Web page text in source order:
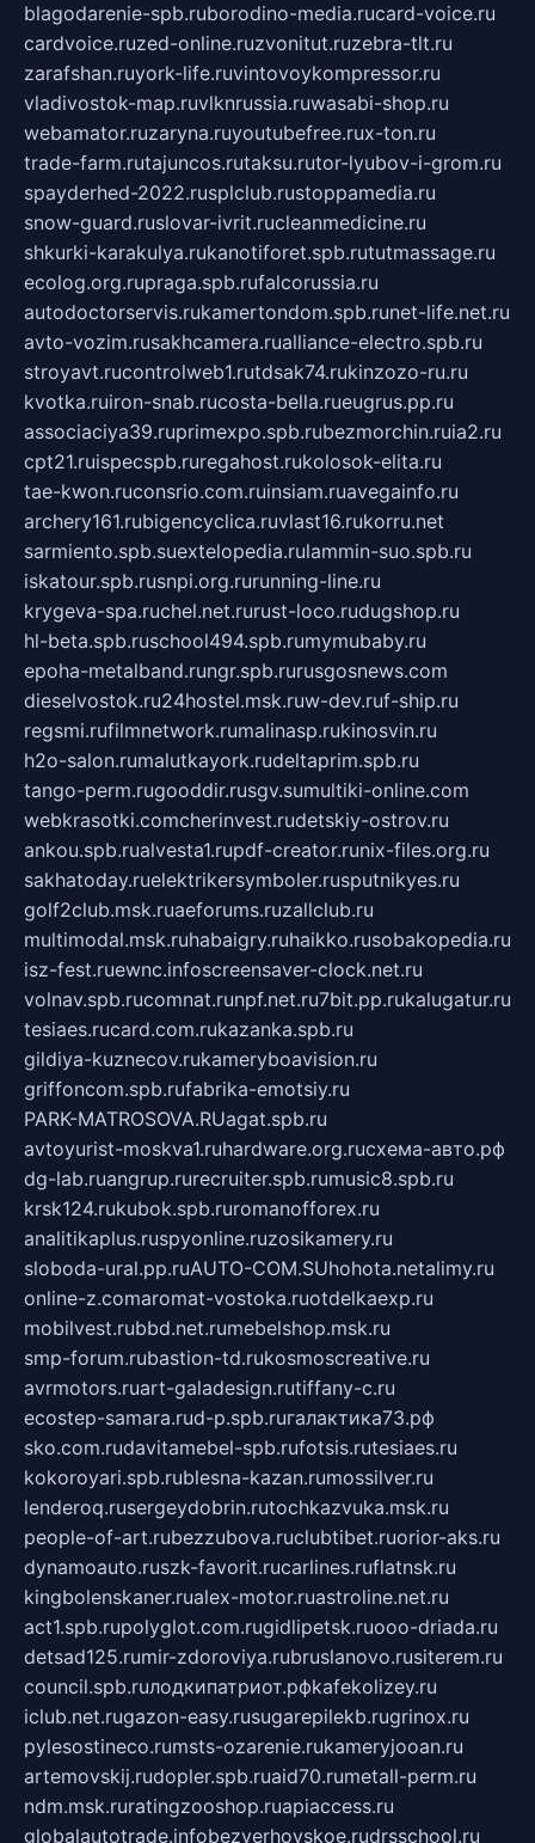
blagodarenie-spb.ruborodino-media.rucard-voice.ru
cardvoice.ruzed-online.ruzvonitut.ruzebra-tlt.ru
zarafshan.ruyork-life.ruvintovoykompressor.ru
vladivostok-map.ruvlknrussia.ruwasabi-shop.ru
webamator.ruzaryna.ruyoutubefree.rux-ton.ru
trade-farm.rutajuncos.rutaksu.rutor-lyubov-i-grom.ru
spayderhed-2022.rusplclub.rustoppamedia.ru
snow-guard.ruslovar-ivrit.rucleanmedicine.ru
shkurki-karakulya.rukanotiforet.spb.rututmassage.ru
ecolog.org.rupraga.spb.rufalcorussia.ru
autodoctorservis.rukamertondom.spb.runet-life.net.ru
avto-vozim.rusakhcamera.rualliance-electro.spb.ru
stroyavt.rucontrolweb1.rutdsak74.rukinzozo-ru.ru
kvotka.ruiron-snab.rucosta-bella.rueugrus.pp.ru
associaciya39.ruprimexpo.spb.rubezmorchin.ruia2.ru
cpt21.ruispecspb.ruregahost.rukolosok-elita.ru
tae-kwon.ruconsrio.com.ruinsiam.ruavegainfo.ru
archery161.rubigencyclica.ruvlast16.rukorru.net
sarmiento.spb.suextelopedia.rulammin-suo.spb.ru
iskatour.spb.rusnpi.org.rurunning-line.ru
krygeva-spa.ruchel.net.rurust-loco.rudugshop.ru
hl-beta.spb.ruschool494.spb.rumymubaby.ru
epoha-metalband.rungr.spb.rurusgosnews.com
dieselvostok.ru24hostel.msk.ruw-dev.ruf-ship.ru
regsmi.rufilmnetwork.rumalinasp.rukinosvin.ru
h2o-salon.rumalutkayork.rudeltaprim.spb.ru
tango-perm.rugooddir.rusgv.sumultiki-online.com
webkrasotki.comcherinvest.rudetskiy-ostrov.ru
ankou.spb.rualvesta1.rupdf-creator.runix-files.org.ru
sakhatoday.ruelektrikersymboler.rusputnikyes.ru
golf2club.msk.ruaeforums.ruzallclub.ru
multimodal.msk.ruhabaigry.ruhaikko.rusobakopedia.ru
isz-fest.ruewnc.infoscreensaver-clock.net.ru
volnav.spb.rucomnat.runpf.net.ru7bit.pp.rukalugatur.ru
tesiaes.rucard.com.rukazanka.spb.ru
gildiya-kuznecov.rukameryboavision.ru
griffoncom.spb.rufabrika-emotsiy.ru
PARK-MATROSOVA.RUagat.spb.ru
avtoyurist-moskva1.ruhardware.org.ruсхема-авто.рф
dg-lab.ruangrup.rurecruiter.spb.rumusic8.spb.ru
krsk124.rukubok.spb.ruromanofforex.ru
analitikaplus.ruspyonline.ruzosikamery.ru
sloboda-ural.pp.ruAUTO-COM.SUhohota.netalimy.ru
online-z.comaromat-vostoka.ruotdelkaexp.ru
mobilvest.rubbd.net.rumebelshop.msk.ru
smp-forum.rubastion-td.rukosmoscreative.ru
avrmotors.ruart-galadesign.rutiffany-c.ru
ecostep-samara.rud-p.spb.ruгалактика73.рф
sko.com.rudavitamebel-spb.rufotsis.rutesiaes.ru
kokoroyari.spb.rublesna-kazan.rumossilver.ru
lenderoq.rusergeydobrin.rutochkazvuka.msk.ru
people-of-art.rubezzubova.ruclubtibet.ruorior-aks.ru
dynamoauto.ruszk-favorit.rucarlines.ruflatnsk.ru
kingbolenskaner.rualex-motor.ruastroline.net.ru
act1.spb.rupolyglot.com.rugidlipetsk.ruooo-driada.ru
detsad125.rumir-zdoroviya.rubruslanovo.rusiterem.ru
council.spb.ruлодкипатриот.рфkafekolizey.ru
iclub.net.rugazon-easy.rusugarepilekb.rugrinox.ru
pylesostineco.rumsts-ozarenie.rukameryjooan.ru
artemovskij.rudopler.spb.ruaid70.rumetall-perm.ru
ndm.msk.ruratingzooshop.ruapiaccess.ru
globalautotrade.infobezverhovskoe.rudrsschool.ru